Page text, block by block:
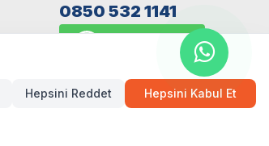
0850 532 1141
WhatsApp Destek
0554 871 66 20
Hepsini Reddet Hepsini Kabul Et